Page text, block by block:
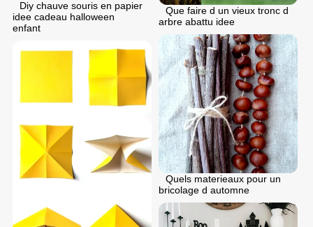
Diy chauve souris en papier
idee cadeau halloween
enfant
Que faire d un vieux tronc d
arbre abattu idee
Quels materieaux pour un
bricolage d automne